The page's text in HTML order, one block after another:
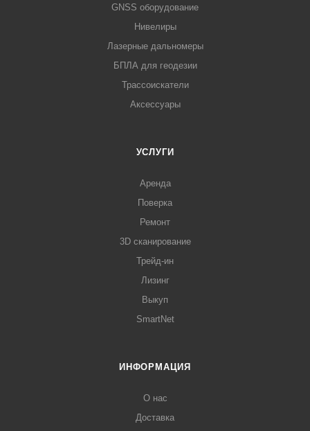
GNSS оборудование
Нивелиры
Лазерные дальномеры
БПЛА для геодезии
Трассоискатели
Аксессуары
УСЛУГИ
Аренда
Поверка
Ремонт
3D сканирование
Трейд-ин
Лизинг
Выкуп
SmartNet
ИНФОРМАЦИЯ
О нас
Доставка